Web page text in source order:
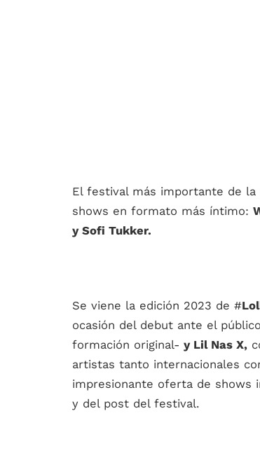
El festival más importante de
shows en formato más íntimo:
y Sofi Tukker.
Se viene la edición 2023 de #
ocasión del debut ante el
formación original- y Lil Nas X,
artistas tanto internacionales
impresionante oferta de shows
y del post del festival.